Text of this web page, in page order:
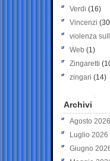
Verdi (16)
Vincenzi
violenza
Web (1)
Zingaretti
zingari (14)
Archivi
Agosto 2026
Luglio 2026
Giugno